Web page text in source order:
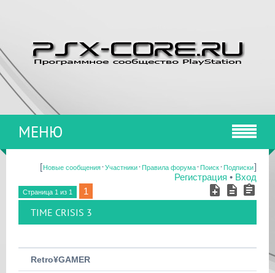
МЕНЮ
[Новые сообщения·Участники·Правила форума·Поиск·Подписки]
Регистрация • Вход
Страница 1 из 1 1
TIME CRISIS 3
Retro¥GAMER